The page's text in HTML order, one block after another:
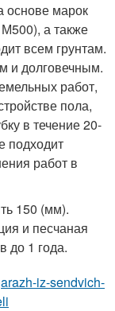
основе марок
а также
всем грунтам.
и долговечным.
работ,
пола,
в течение 20-
подходит
работ в
150 (мм).
и песчаная
до 1 года.
iz-sendvich-